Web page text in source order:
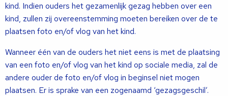
kind. Indien ouders het gezamenlijk gezag hebben over een
kind, zullen zij overeenstemming moeten bereiken over de te
plaatsen foto en/of vlog van het kind.
Wanneer één van de ouders het niet eens is met de plaatsing
van een foto en/of vlog van het kind op sociale media, zal de
andere ouder de foto en/of vlog in beginsel niet mogen
plaatsen. Er is sprake van een zogenaamd ‘gezagsgeschil’.